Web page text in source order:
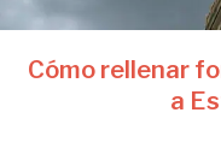
Cómo rellenar
a